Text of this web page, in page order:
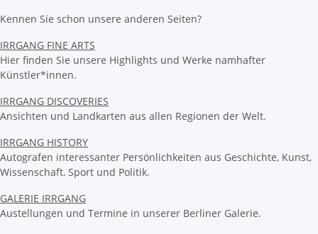
Kennen Sie schon unsere anderen Seiten?
IRRGANG FINE ARTS
Hier finden Sie unsere Highlights und Werke namhafter
Künstler*innen.
IRRGANG DISCOVERIES
Ansichten und Landkarten aus allen Regionen der Welt.
IRRGANG HISTORY
Autografen interessanter Persönlichkeiten aus Geschichte, Kunst,
Wissenschaft, Sport und Politik.
GALERIE IRRGANG
Austellungen und Termine in unserer Berliner Galerie.